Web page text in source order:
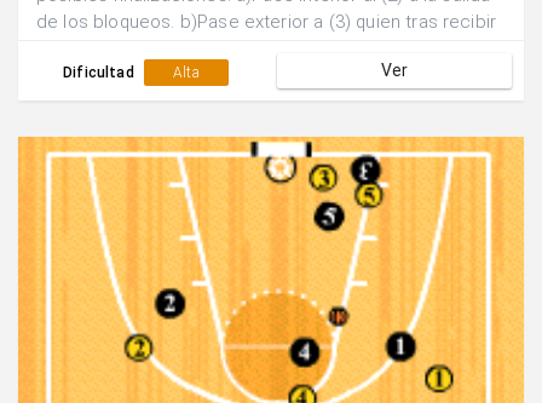
de los bloqueos. b)Pase exterior a (3) quien tras recibir
lanzamiento.
Dificultad Alta Ver